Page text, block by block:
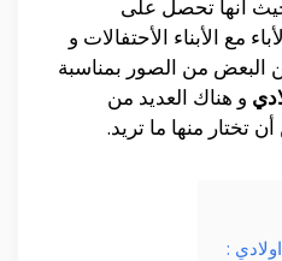
أنها تحصل على
مع الأبناء الأحتفالات و
البعض من الصور بمناسبة
و هناك العديد من
تختار منها ما تريد.
: